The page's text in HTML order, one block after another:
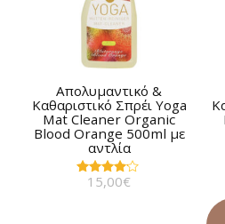
Απολυμαντικό &
Καθαριστικό Σπρέι Yoga
Mat Cleaner Οrganic
Blood Orange 500ml με
αντλία
Βαθμολογήθηκε
15,00€